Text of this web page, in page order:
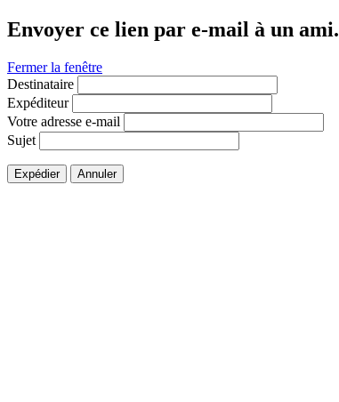
Envoyer ce lien par e-mail à un ami.
Fermer la fenêtre
Destinataire
Expéditeur
Votre adresse e-mail
Sujet
Expédier Annuler